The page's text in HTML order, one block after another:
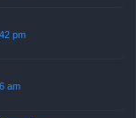
pm
am